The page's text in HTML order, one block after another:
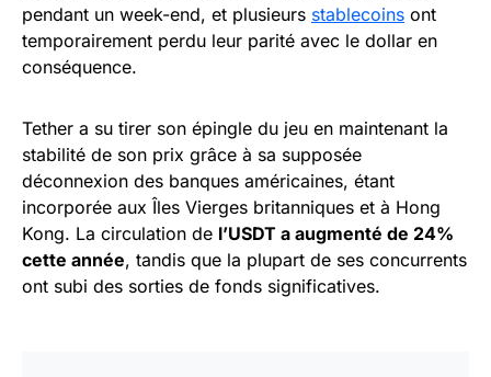
pendant un week-end, et plusieurs stablecoins ont
temporairement perdu leur parité avec le dollar en
conséquence.
Tether a su tirer son épingle du jeu en maintenant la
stabilité de son prix grâce à sa supposée
déconnexion des banques américaines, étant
incorporée aux Îles Vierges britanniques et à Hong
Kong. La circulation de l’USDT a augmenté de 24%
cette année, tandis que la plupart de ses concurrents
ont subi des sorties de fonds significatives.